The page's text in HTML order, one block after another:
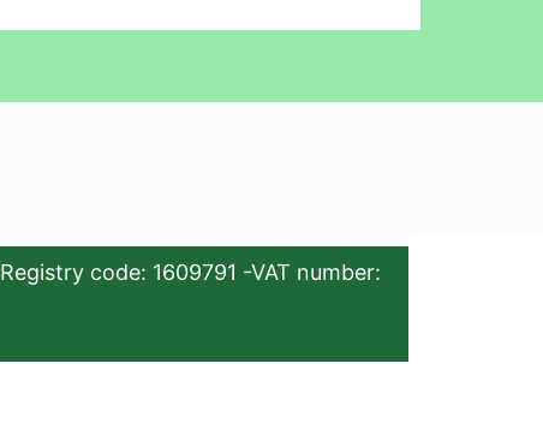
code: 1609791 -VAT number: